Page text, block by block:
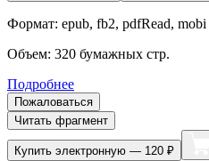
Формат: epub, fb2, pdfRead, mobi
Объем: 320 бумажных стр.
Подробнее
Пожаловаться
Читать фрагмент
Купить электронную — 120 ₽